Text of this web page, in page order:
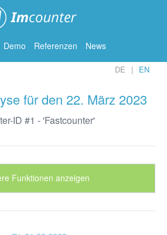
Demo Referenzen News
DE EN
für den 22. März 2023
ID #1 - 'Fastcounter'
Funktionen anzeigen